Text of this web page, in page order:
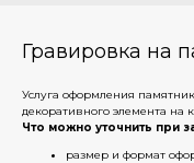
Гравировка на
Услуга оформления
декоративного элемента на
Что можно уточнить при
размер и формат